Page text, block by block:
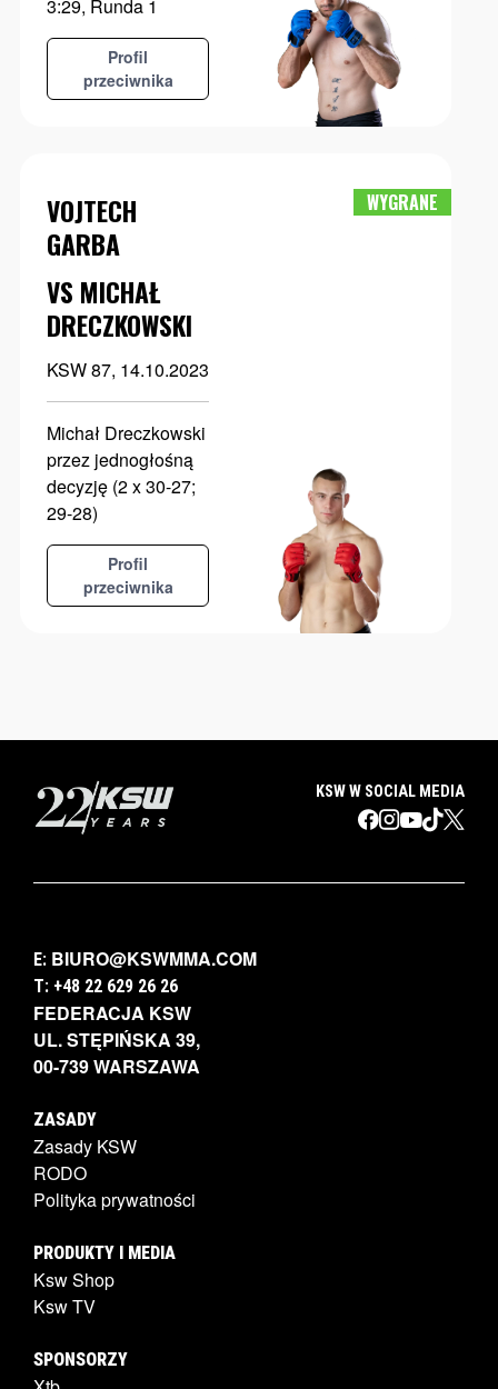
3:29, Runda 1
Profil
przeciwnika
VOJTECH
GARBA
VS MICHAŁ
DRECZKOWSKI
KSW 87, 14.10.2023
Michał Dreczkowski
przez jednogłośną
decyzję (2 x 30-27;
29-28)
Profil
przeciwnika
WYGRANE
KSW W SOCIAL MEDIA
E: BIURO@KSWMMA.COM
T: +48 22 629 26 26
FEDERACJA KSW
UL. STĘPIŃSKA 39,
00-739 WARSZAWA
ZASADY
Zasady KSW
RODO
Polityka prywatności
PRODUKTY I MEDIA
Ksw Shop
Ksw TV
SPONSORZY